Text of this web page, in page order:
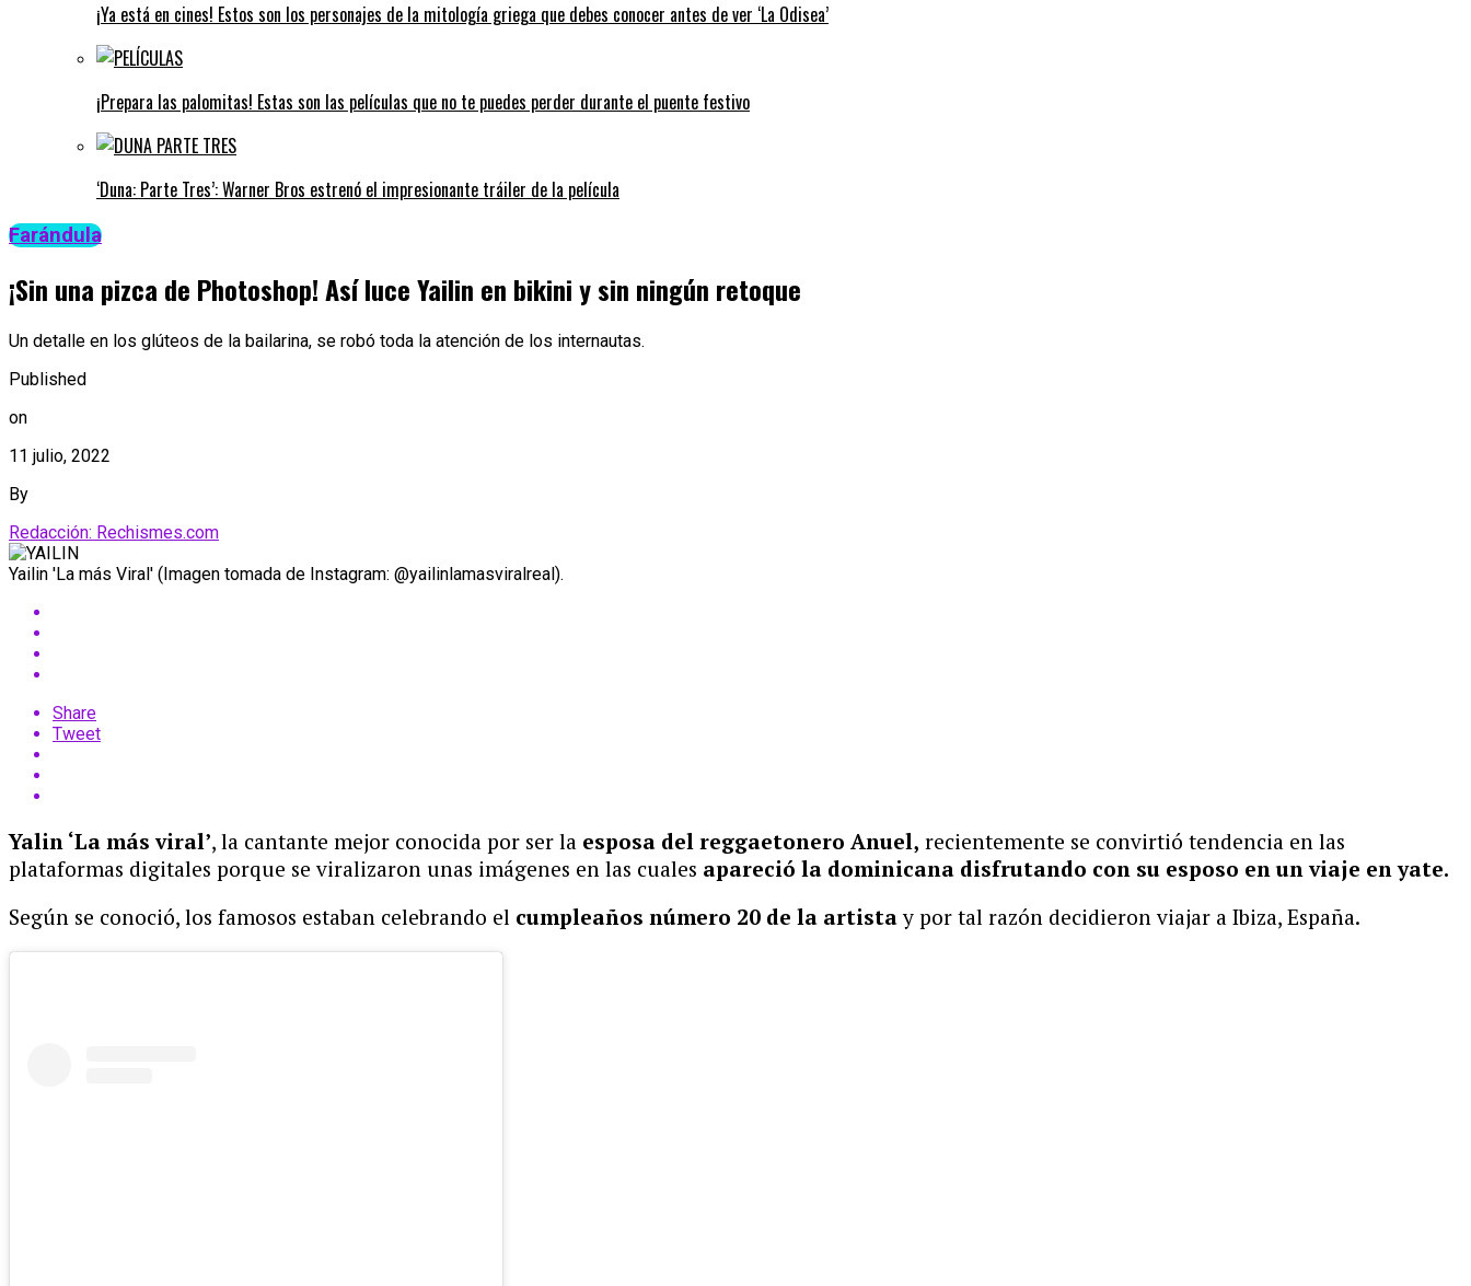
¡Ya está en cines! Estos son los personajes de la mitología griega que debes conocer antes de ver ‘La Odisea’
¡Prepara las palomitas! Estas son las películas que no te puedes perder durante el puente festivo
‘Duna: Parte Tres’: Warner Bros estrenó el impresionante tráiler de la película
Farándula
¡Sin una pizca de Photoshop! Así luce Yailin en bikini y sin ningún retoque
Un detalle en los glúteos de la bailarina, se robó toda la atención de los internautas.
Published
on
11 julio, 2022
By
Redacción: Rechismes.com
Yailin 'La más Viral' (Imagen tomada de Instagram: @yailinlamasviralreal).
Share
Tweet
Yalin ‘La más viral’, la cantante mejor conocida por ser la esposa del reggaetonero Anuel, recientemente se convirtió tendencia en las
plataformas digitales porque se viralizaron unas imágenes en las cuales apareció la dominicana disfrutando con su esposo en un viaje en yate.
Según se conoció, los famosos estaban celebrando el cumpleaños número 20 de la artistay por tal razón decidieron viajar a Ibiza, España.